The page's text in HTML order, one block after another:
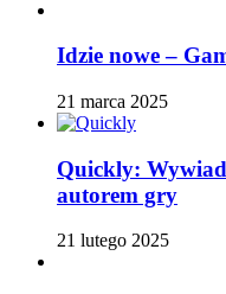
Idzie nowe –
21 marca 2025
Quickly:
autorem gry
21 lutego 2025